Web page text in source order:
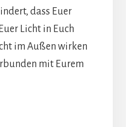
dass Euer
Licht in Euch
im Außen wirken
mit Eurem